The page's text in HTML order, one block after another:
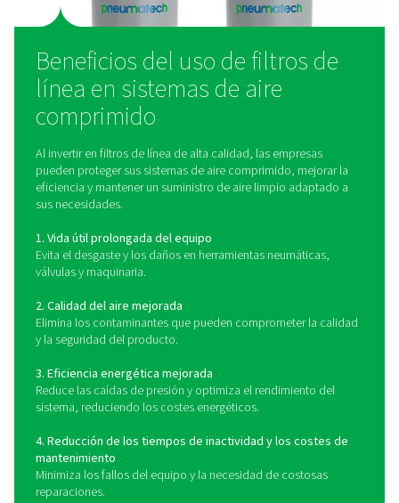
alta resistencia ofrecen altos caudales y conexiones
Filtros de carbón activado
Usados para eliminar vapores de aceite, olores e
estos filtros garantizan un aire ultralimpio, ideal para
sensibles como la alimentaria y la farmacéutica.
Filtros de alta presión
Construidos para soportar presiones extremas, estos
proporcionan una purificación del aire fiable en
exigentes como el aeroespacial y la fabricación de alto
rendimiento.
Cómo elegir el filtro de
adecuado
La selección del filtro de línea adecuado para su
comprimido depende de varios factores clave,